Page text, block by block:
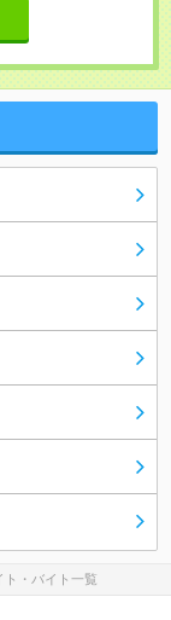
・バイト一覧